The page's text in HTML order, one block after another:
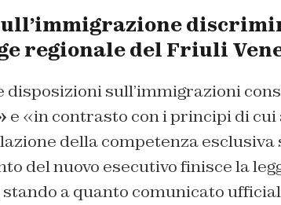
regionale del Friuli
disposizioni sull’immigrazioni
e «in contrasto con i principi di cui
della competenza esclusiva
del nuovo esecutivo finisce la
stando a quanto comunicato